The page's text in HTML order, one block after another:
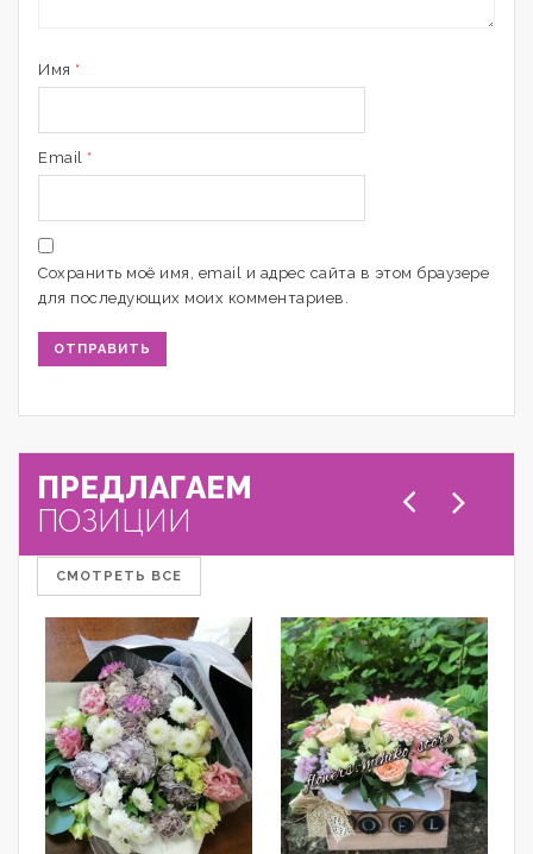
Имя *
Email *
Сохранить моё имя, email и адрес сайта в этом браузере
для последующих моих комментариев.
ПРЕДЛАГАЕМ
ПОЗИЦИИ
СМОТРЕТЬ ВСЕ